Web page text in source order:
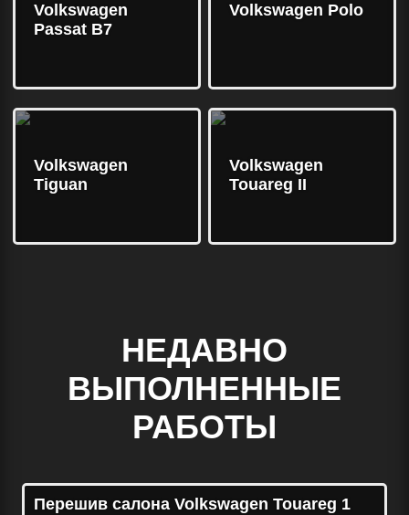
Volkswagen
Passat B7
Volkswagen Polo
Volkswagen
Tiguan
Volkswagen
Touareg II
НЕДАВНО
ВЫПОЛНЕННЫЕ
РАБОТЫ
Перешив салона Volkswagen Touareg 1